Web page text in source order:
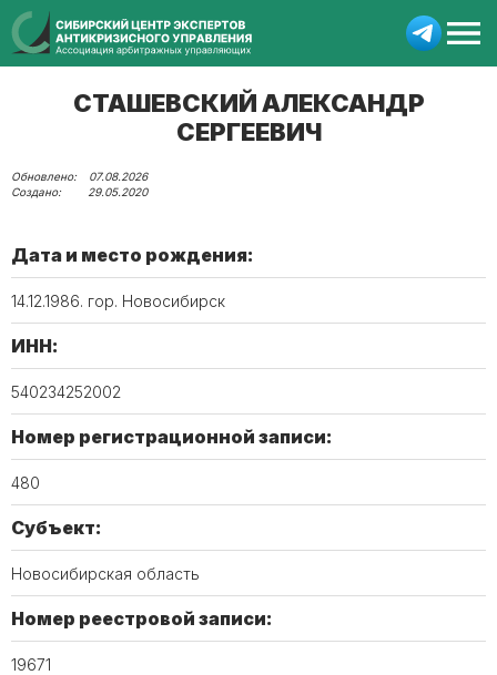
СТАШЕВСКИЙ АЛЕКСАНДР
СЕРГЕЕВИЧ
07.08.2026
29.05.2020
Дата и место рождения:
14.12.1986. гор. Новосибирск
ИНН:
540234252002
Номер регистрационной записи:
480
Субъект:
Новосибирская область
Номер реестровой записи:
19671